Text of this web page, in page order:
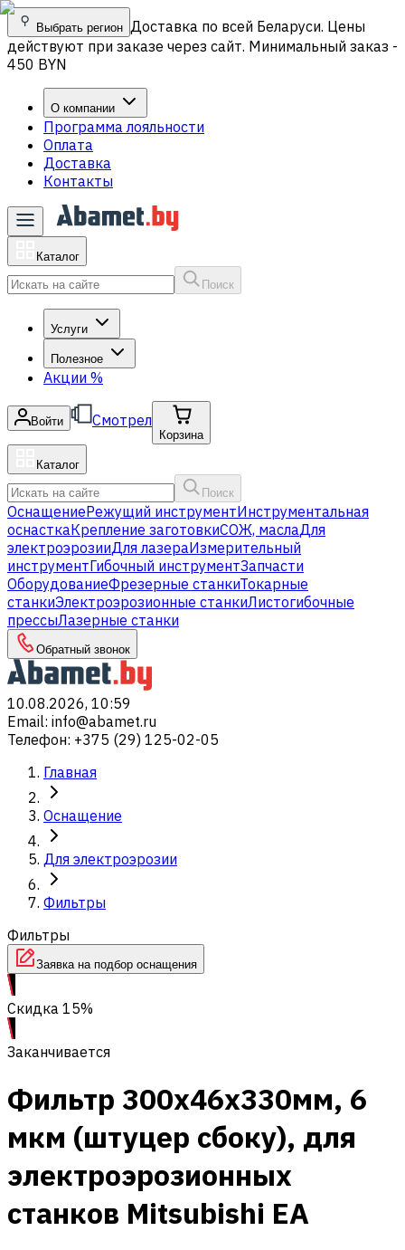
Выбрать регион Доставка по всей Беларуси. Цены
действуют при заказе через сайт. Минимальный заказ -
450 BYN
О компании
Программа лояльности
Оплата
Доставка
Контакты
Каталог
Поиск
Услуги
Полезное
Акции %
Войти Смотрел
Корзина
Каталог
Поиск
ОснащениеРежущий инструментИнструментальная
оснасткаКрепление заготовкиСОЖ, маслаДля
электроэрозииДля лазераИзмерительный
инструментГибочный инструментЗапчасти
ОборудованиеФрезерные станкиТокарные
станкиЭлектроэрозионные станкиЛистогибочные
прессыЛазерные станки
Обратный звонок
10.08.2026, 10:59
Email: info@abamet.ru
Телефон: +375 (29) 125-02-05
Главная
Оснащение
Для электроэрозии
Фильтры
Фильтры
Заявка на подбор оснащения
Скидка 15%
Заканчивается
Фильтр 300x46х330мм, 6
мкм (штуцер сбоку), для
электроэрозионных
станков Mitsubishi EA